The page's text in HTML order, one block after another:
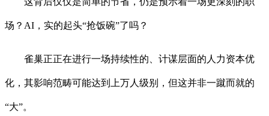
场？AI，实的起头“抢饭碗”了吗？
雀巢正正在进行一场持续性的、计谋层面的人力资本优
化，其影响范畴可能达到上万人级别，但这并非一蹴而就的
“大”。